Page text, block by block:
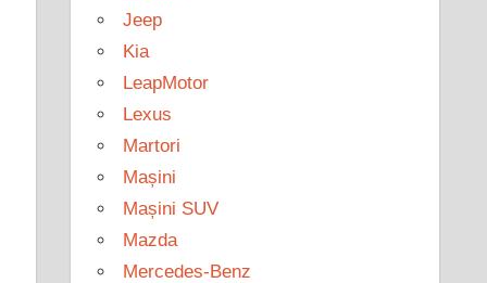
Jeep
Kia
LeapMotor
Lexus
Martori
Mașini
Mașini SUV
Mazda
Mercedes-Benz